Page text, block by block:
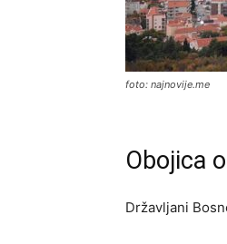
foto: najnovije.me
Obojica
Državljani